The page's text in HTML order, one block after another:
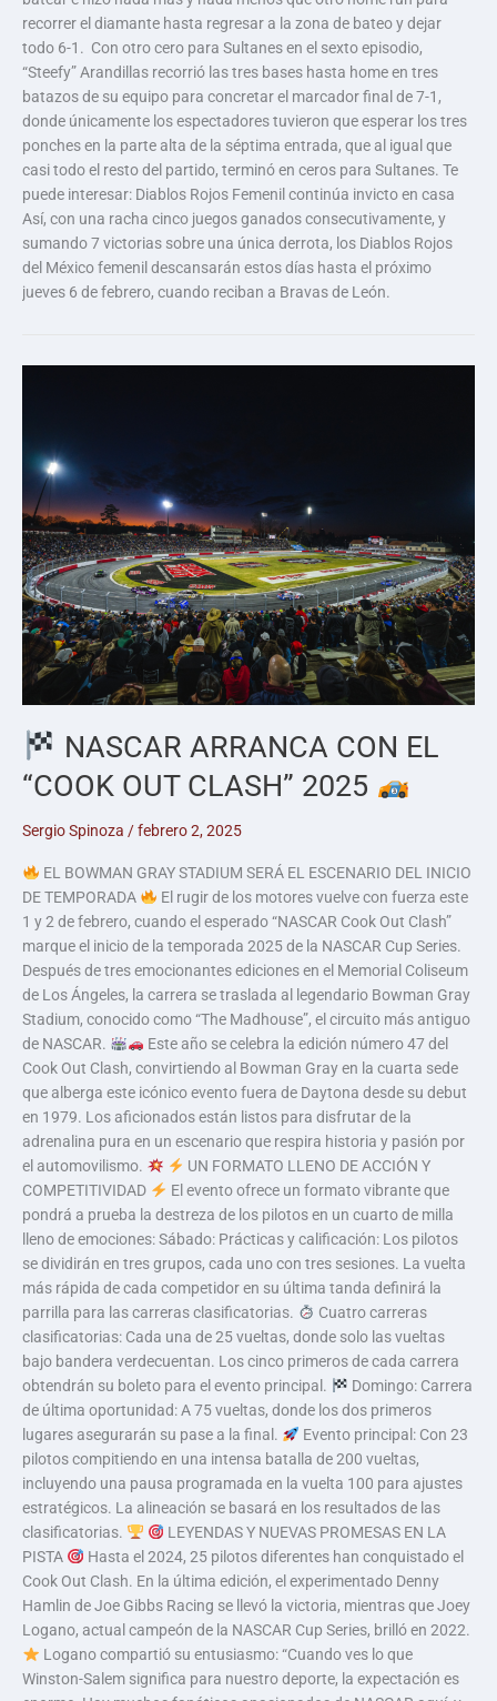
recorrer el diamante hasta regresar a la zona de bateo y dejar
todo 6-1. Con otro cero para Sultanes en el sexto episodio,
“Steefy” Arandillas recorrió las tres bases hasta home en tres
batazos de su equipo para concretar el marcador final de 7-1,
donde únicamente los espectadores tuvieron que esperar los tres
ponches en la parte alta de la séptima entrada, que al igual que
casi todo el resto del partido, terminó en ceros para Sultanes. Te
puede interesar: Diablos Rojos Femenil continúa invicto en casa
Así, con una racha cinco juegos ganados consecutivamente, y
sumando 7 victorias sobre una única derrota, los Diablos Rojos
del México femenil descansarán estos días hasta el próximo
jueves 6 de febrero, cuando reciban a Bravas de León.
NASCAR ARRANCA CON EL
“COOK OUT CLASH” 2025
Sergio Spinoza /febrero 2, 2025
EL BOWMAN GRAY STADIUM SERÁ EL ESCENARIO DEL INICIO
DE TEMPORADA
El rugir de los motores vuelve con fuerza este
1 y 2 de febrero, cuando el esperado “NASCAR Cook Out Clash”
marque el inicio de la temporada 2025 de la NASCAR Cup Series.
Después de tres emocionantes ediciones en el Memorial Coliseum
de Los Ángeles, la carrera se traslada al legendario Bowman Gray
Stadium, conocido como “The Madhouse”, el circuito más antiguo
de NASCAR.
Este año se celebra la edición número 47 del
Cook Out Clash, convirtiendo al Bowman Gray en la cuarta sede
que alberga este icónico evento fuera de Daytona desde su debut
en 1979. Los aficionados están listos para disfrutar de la
adrenalina pura en un escenario que respira historia y pasión por
el automovilismo.
UN FORMATO LLENO DE ACCIÓN Y
COMPETITIVIDAD
El evento ofrece un formato vibrante que
pondrá a prueba la destreza de los pilotos en un cuarto de milla
lleno de emociones: Sábado: Prácticas y calificación: Los pilotos
se dividirán en tres grupos, cada uno con tres sesiones. La vuelta
más rápida de cada competidor en su última tanda definirá la
parrilla para las carreras clasificatorias.
Cuatro carreras
clasificatorias: Cada una de 25 vueltas, donde solo las vueltas
bajo bandera verdecuentan. Los cinco primeros de cada carrera
obtendrán su boleto para el evento principal.
Domingo: Carrera
de última oportunidad: A 75 vueltas, donde los dos primeros
lugares asegurarán su pase a la final.
Evento principal: Con 23
pilotos compitiendo en una intensa batalla de 200 vueltas,
incluyendo una pausa programada en la vuelta 100 para ajustes
estratégicos. La alineación se basará en los resultados de las
clasificatorias.
LEYENDAS Y NUEVAS PROMESAS EN LA
PISTA
Hasta el 2024, 25 pilotos diferentes han conquistado el
Cook Out Clash. En la última edición, el experimentado Denny
Hamlin de Joe Gibbs Racing se llevó la victoria, mientras que Joey
Logano, actual campeón de la NASCAR Cup Series, brilló en 2022.
Logano compartió su entusiasmo: “Cuando ves lo que
Winston-Salem significa para nuestro deporte, la expectación es